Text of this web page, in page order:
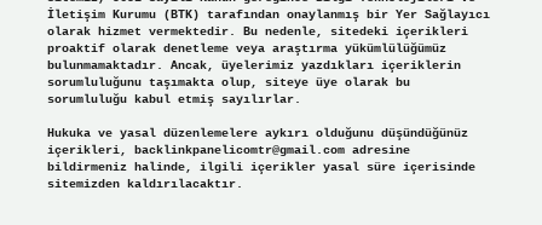
İletişim Kurumu (BTK) tarafından onaylanmış bir Yer Sağlayıcı
olarak hizmet vermektedir. Bu nedenle, sitedeki içerikleri
proaktif olarak denetleme veya araştırma yükümlülüğümüz
bulunmamaktadır. Ancak, üyelerimiz yazdıkları içeriklerin
sorumluluğunu taşımakta olup, siteye üye olarak bu
sorumluluğu kabul etmiş sayılırlar.
Hukuka ve yasal düzenlemelere aykırı olduğunu düşündüğünüz
içerikleri, backlinkpanelicomtr@gmail.comadresine
bildirmeniz halinde, ilgili içerikler yasal süre içerisinde
sitemizden kaldırılacaktır.